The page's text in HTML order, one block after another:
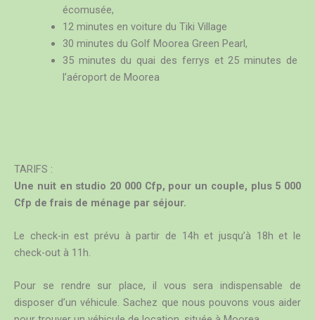
écomusée,
12 minutes en voiture du Tiki Village
30 minutes du Golf Moorea Green Pearl,
35 minutes du quai des ferrys et 25 minutes de
l’aéroport de Moorea
TARIFS :
Une nuit en studio 20 000 Cfp, pour un couple, plus 5 000
Cfp de frais de ménage par séjour.
Le check-in est prévu à partir de 14h et jusqu’à 18h et le
check-out à 11h.
Pour se rendre sur place, il vous sera indispensable de
disposer d’un véhicule. Sachez que nous pouvons vous aider